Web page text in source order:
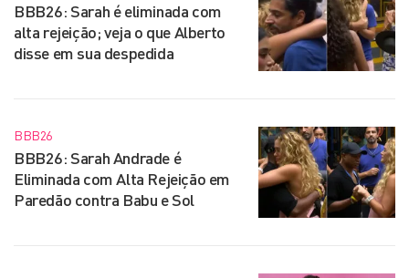
BBB26: Sarah é eliminada com
alta rejeição; veja o que Alberto
disse em sua despedida
BBB26
BBB26: Sarah Andrade é
Eliminada com Alta Rejeição em
Paredão contra Babu e Sol